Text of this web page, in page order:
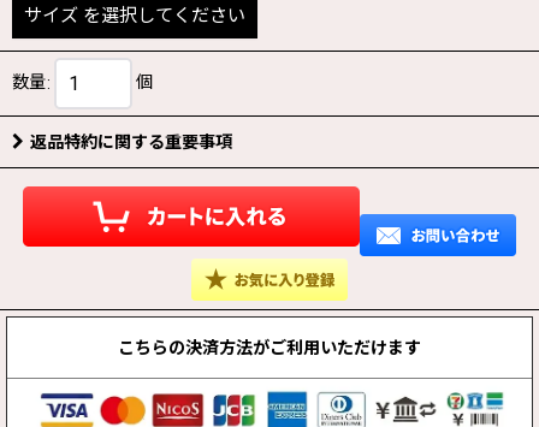
サイズ を選択してください
数量: 個
返品特約に関する重要事項
こちらの決済方法がご利用いただけます